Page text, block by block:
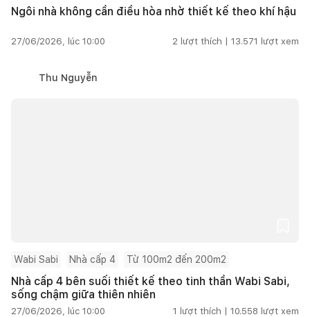
Ngôi nhà không cần điều hòa nhờ thiết kế theo khí hậu
27/06/2026, lúc 10:00 2 lượt thích | 13.571 lượt xem
Thu Nguyễn
Wabi Sabi Nhà cấp 4 Từ 100m2 đến 200m2
Nhà cấp 4 bên suối thiết kế theo tinh thần Wabi Sabi,
sống chậm giữa thiên nhiên
27/06/2026, lúc 10:00 1 lượt thích | 10.558 lượt xem